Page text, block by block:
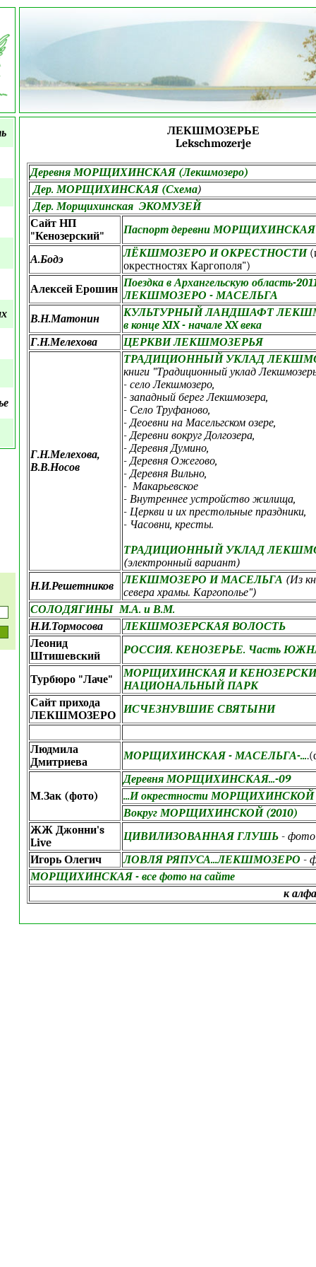
ЛЕКШМОЗЕРЬЕ
Lekschmozerje
Деревня МОРЩИХИНСКАЯ (Лекшмозеро)
Дер. МОРЩИХИНСКАЯ (Схема)
Дер. Морщихинская ЭКОМУЗЕЙ
Сайт НП
"Кенозерский"
Паспорт деревни МОРЩИХИНСКАЯ
А.Бодэ ЛЁКШМОЗЕРО И ОКРЕСТНОСТИ
окрестностях Каргополя")
Алексей Ерошин Поездка в Архангельскую область-
ЛЕКШМОЗЕРО - МАСЕЛЬГА
В.Н.Матонин
КУЛЬТУРНЫЙ ЛАНДШАФТ
в конце XIX - начале XX века
Г.Н.Мелехова
ЦЕРКВИ ЛЕКШМОЗЕРЬЯ
Г.Н.Мелехова,
В.В.Носов
ТРАДИЦИОННЫЙ УКЛАД
книги "Традиционный уклад
- село Лекшмозеро,
- западный берег Лекшмозера,
- Село Труфаново,
- Деоевни на Масельгском озере,
- Деревни вокруг Долгозера,
- Деревня Думино,
- Деревня Ожегово,
- Деревня Вильно,
- Макарьевское
- Внутреннее устройство жилища,
- Церкви и их престольные праздники,
- Часовни, кресты.
ТРАДИЦИОННЫЙ УКЛАД
(электронный вариант)
Н.И.Решетников
ЛЕКШМОЗЕРО И МАСЕЛЬГА (Из
севера храмы. Каргополье")
СОЛОДЯГИНЫ М.А. и В.М.
Н.И.Тормосова
ЛЕКШМОЗЕРСКАЯ ВОЛОСТЬ
Леонид
Штишевский
РОССИЯ. КЕНОЗЕРЬЕ. Часть
Турбюро "Лаче"
МОРЩИХИНСКАЯ И
НАЦИОНАЛЬНЫЙ ПАРК
Сайт прихода
ЛЕКШМОЗЕРО
ИСЧЕЗНУВШИЕ СВЯТЫНИ
Людмила
Дмитриева
МОРЩИХИНСКАЯ - МАСЕЛЬГА-...
М.Зак (фото)
Деревня МОРЩИХИНСКАЯ...-09
...И окрестности МОРЩИХИНСКОЙ
Вокруг МОРЩИХИНСКОЙ (2010)
ЖЖ Джонни's
Live
ЦИВИЛИЗОВАННАЯ ГЛУШЬ- фото
Игорь Олегич
ЛОВЛЯ РЯПУСА...ЛЕКШМОЗЕРО -
МОРЩИХИНСКАЯ - все фото на сайте
к